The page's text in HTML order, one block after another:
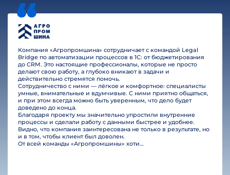
Компания «Агропромшина» сотрудничает с командой Legal
Bridge по автоматизации процессов в 1С: от бюджетирования
до CRM. Это настоящие профессионалы, которые не просто
делают свою работу, а глубоко вникают в задачи и
действительно стремятся помочь.
Сотрудничество с ними — лёгкое и комфортное: специалисты
умные, внимательные и вдумчивые. С ними приятно общаться,
и при этом всегда можно быть уверенным, что дело будет
доведено до конца.
Благодаря проекту мы значительно упростили внутренние
процессы и сделали работу с данными быстрее и удобнее.
Видно, что компания заинтересована не только в результате, но
и в том, чтобы клиент был доволен.
От всей команды «Агропромшины» хотим поблагодарить специалистов Legal Bridge за отличную работу и человеческое отношение.…